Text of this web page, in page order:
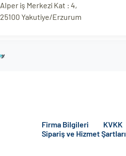
Alper iş Merkezi Kat : 4,
25100 Yakutiye/Erzurum
Firma Bilgileri KVKK
Sipariş ve Hizmet Şartları